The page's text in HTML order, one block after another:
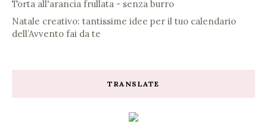
Torta all'arancia frullata - senza burro
Natale creativo: tantissime idee per il tuo calendario
dell’Avvento fai da te
TRANSLATE